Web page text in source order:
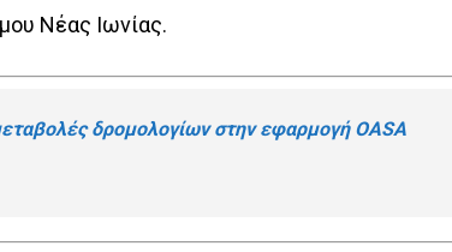
Νέας Ιωνίας.
δρομολογίων στην εφαρμογή OASA